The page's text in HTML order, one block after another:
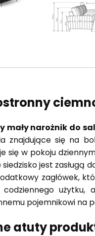
mały narożnik do
znajdujące się na
się w pokoju
jest zasługą
zagłówek,
użytku,
pojemnikowi na
atuty